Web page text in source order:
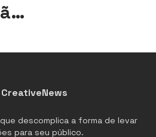
CreativeNews
descomplica a forma de levar
para seu público.